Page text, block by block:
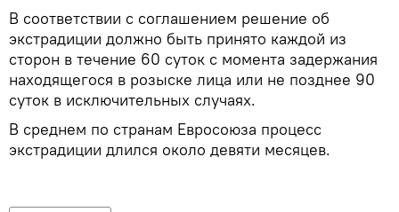
В соответствии с соглашением решение об
экстрадиции должно быть принято каждой из
сторон в течение 60 суток с момента задержания
находящегося в розыске лица или не позднее 90
суток в исключительных случаях.
В среднем по странам Евросоюза процесс
экстрадиции длился около девяти месяцев.